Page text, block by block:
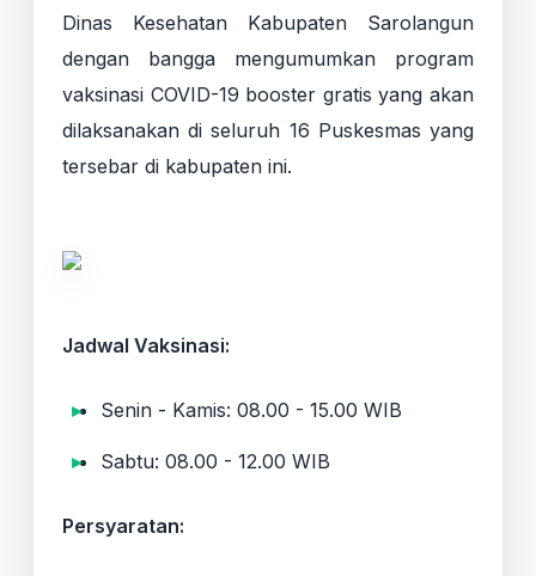
Dinas Kesehatan Kabupaten Sarolangun
dengan bangga mengumumkan program
vaksinasi COVID-19 booster gratis yang akan
dilaksanakan di seluruh 16 Puskesmas yang
tersebar di kabupaten ini.
Jadwal Vaksinasi:
Senin - Kamis: 08.00 - 15.00 WIB
Sabtu: 08.00 - 12.00 WIB
Persyaratan: